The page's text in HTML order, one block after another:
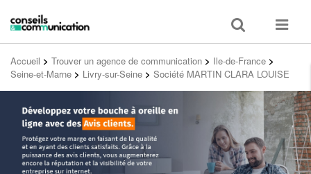
Toggle
search
Toggle
Accueil > Trouver un agence de communication > Ile-de-France >
Seine-et-Marne > Livry-sur-Seine > Société MARTIN CLARA LOUISE